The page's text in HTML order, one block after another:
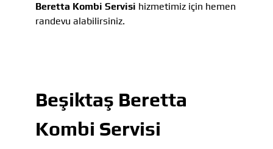
Beretta Kombi Servisi hizmetimiz için hemen
randevu alabilirsiniz.
Beşiktaş Beretta
Kombi Servisi